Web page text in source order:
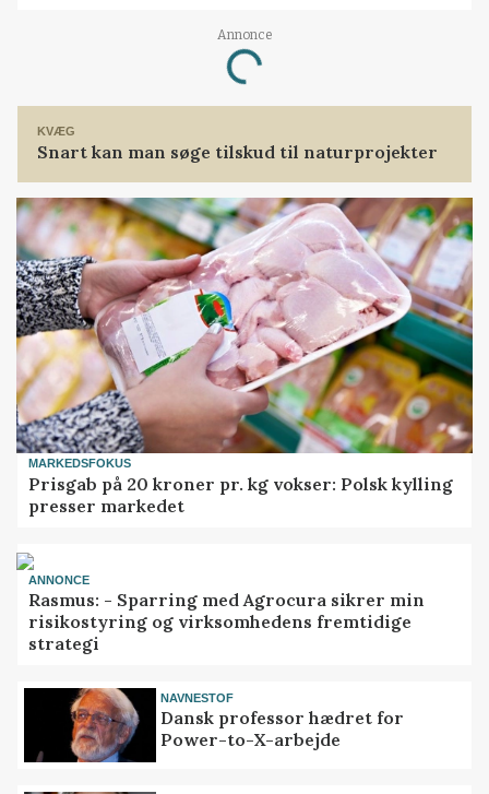
Annonce
Loading...
KVÆG
Snart kan man søge tilskud til naturprojekter
MARKEDSFOKUS
Prisgab på 20 kroner pr. kg vokser: Polsk kylling
presser markedet
ANNONCE
Rasmus: - Sparring med Agrocura sikrer min
risikostyring og virksomhedens fremtidige
strategi
NAVNESTOF
Dansk professor hædret for
Power-to-X-arbejde